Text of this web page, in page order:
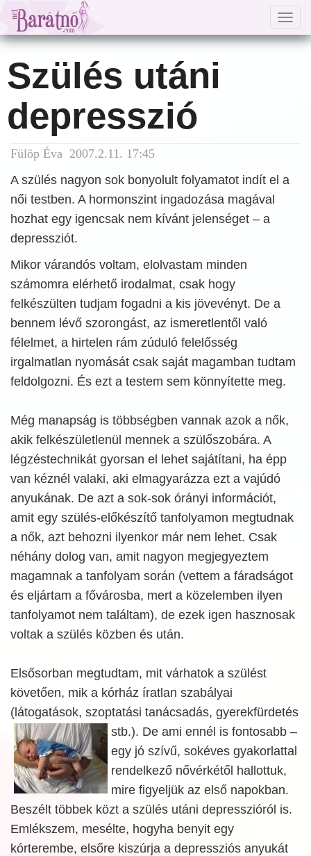
Szülés utáni
depresszió
Fülöp Éva 2007.2.11. 17:45
A szülés nagyon sok bonyolult folyamatot indít el a
női testben. A hormonszint ingadozása magával
hozhat egy igencsak nem kívánt jelenséget – a
depressziót.
Mikor várandós voltam, elolvastam minden
számomra elérhető irodalmat, csak hogy
felkészülten tudjam fogadni a kis jövevényt. De a
bennem lévő szorongást, az ismeretlentől való
félelmet, a hirtelen rám zúduló felelősség
irgalmatlan nyomását csak saját magamban tudtam
feldolgozni. És ezt a testem sem könnyítette meg.
Még manapság is többségben vannak azok a nők,
akik felkészületlenül mennek a szülőszobára. A
légzéstechnikát gyorsan el lehet sajátítani, ha épp
van kéznél valaki, aki elmagyarázza ezt a vajúdó
anyukának. De azt a sok-sok órányi információt,
amit egy szülés-előkészítő tanfolyamon megtudnak
a nők, azt behozni ilyenkor már nem lehet. Csak
néhány dolog van, amit nagyon megjegyeztem
magamnak a tanfolyam során (vettem a fáradságot
és eljártam a fővárosba, mert a közelemben ilyen
tanfolyamot nem találtam), de ezek igen hasznosak
voltak a szülés közben és után.
Elsősorban megtudtam, mit várhatok a szülést
követően, mik a kórház íratlan szabályai
(látogatások, szoptatási tanácsadás, gyerekfürdetés
stb.). De ami ennél is fontosabb –
egy jó szívű, sokéves gyakorlattal
rendelkező nővérkétől hallottuk,
mire figyeljük az első napokban.
Beszélt többek közt a szülés utáni depresszióról is.
Emlékszem, mesélte, hogyha benyit egy
kórterembe, elsőre kiszúrja a depressziós anyukát